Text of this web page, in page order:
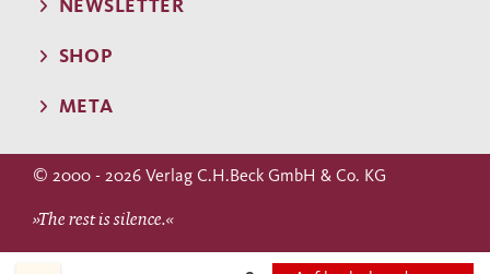
NEWSLETTER
SHOP
META
© 2000 - 2026 Verlag C.H.Beck GmbH & Co. KG
»The rest is silence.«